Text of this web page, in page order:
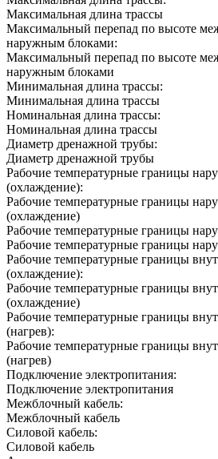
Максимальная длина трассы
Максимальный перепад по высоте
наружным блоками:
Максимальный перепад по высоте
наружным блоками
Минимальная длина трассы:
Минимальная длина трассы
Номинальная длина трассы:
Номинальная длина трассы
Диаметр дренажной трубы:
Диаметр дренажной трубы
Рабочие температурные границы
(охлаждение):
Рабочие температурные границы
(охлаждение)
Рабочие температурные границы
Рабочие температурные границы
Рабочие температурные границы
(охлаждение):
Рабочие температурные границы
(охлаждение)
Рабочие температурные границы
(нагрев):
Рабочие температурные границы
(нагрев)
Подключение электропитания:
Подключение электропитания
Межблочный кабель:
Межблочный кабель
Силовой кабель:
Силовой кабель